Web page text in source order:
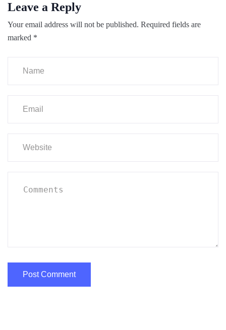
Leave a Reply
Your email address will not be published. Required fields are
marked *